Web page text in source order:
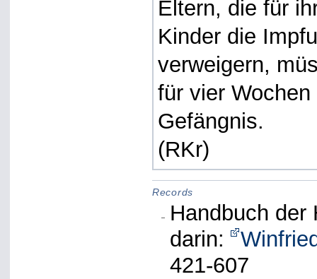
Eltern, die für
Kinder die
verweigern,
für vier Wochen
Gefängnis.
(RKr)
Records
Handbuch der
darin:
421-607